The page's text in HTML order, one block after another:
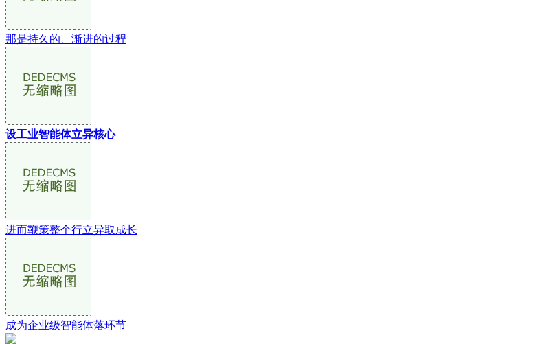
那是持久的、渐进的过程
设工业智能体立异核心
进而鞭策整个行立异取成长
成为企业级智能体落环节